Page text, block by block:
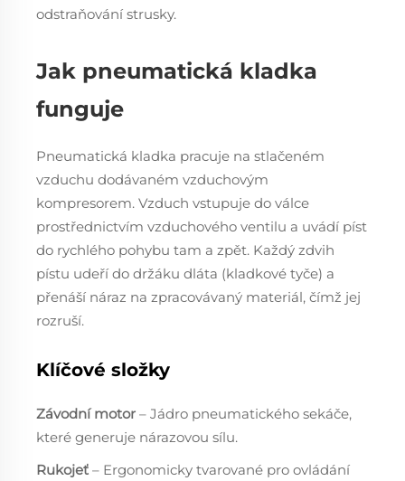
odstraňování strusky.
Jak pneumatická kladka
funguje
Pneumatická kladka pracuje na stlačeném
vzduchu dodávaném vzduchovým
kompresorem. Vzduch vstupuje do válce
prostřednictvím vzduchového ventilu a uvádí píst
do rychlého pohybu tam a zpět. Každý zdvih
pístu udeří do držáku dláta (kladkové tyče) a
přenáší náraz na zpracovávaný materiál, čímž jej
rozruší.
Klíčové složky
Závodní motor – Jádro pneumatického sekáče,
které generuje nárazovou sílu.
Rukojeť – Ergonomicky tvarované pro ovládání